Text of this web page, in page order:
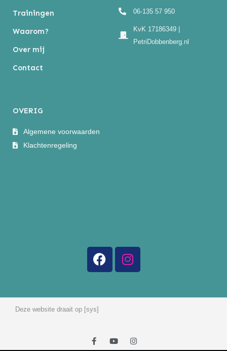
Trainingen
Waarom?
Over mij
Contact
06-135 57 950
KvK 17186349 |
PetriDobbenberg.nl
OVERIG
Algemene voorwaarden
Klachtenregeling
Deze website draait op [sys]